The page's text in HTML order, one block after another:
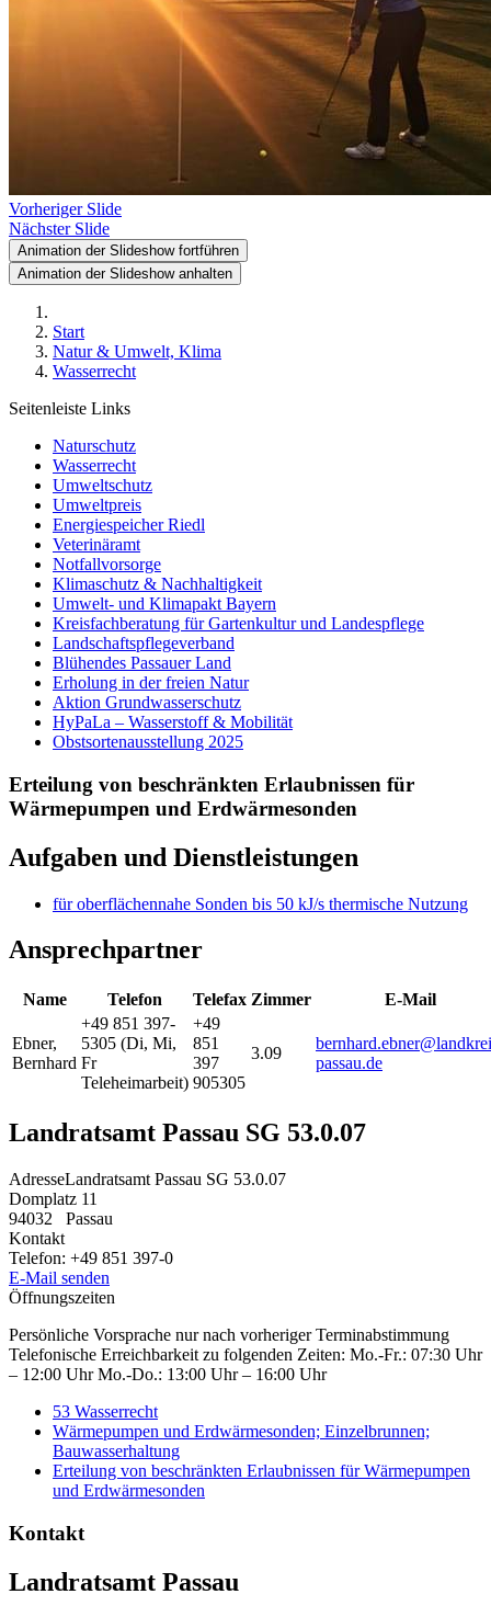
Vorheriger Slide
Nächster Slide
Animation der Slideshow fortführen
Animation der Slideshow anhalten
Start
Natur & Umwelt, Klima
Wasserrecht
Seitenleiste Links
Naturschutz
Wasserrecht
Umweltschutz
Umweltpreis
Energiespeicher Riedl
Veterinäramt
Notfallvorsorge
Klimaschutz & Nachhaltigkeit
Umwelt- und Klimapakt Bayern
Kreisfachberatung für Gartenkultur und Landespflege
Landschaftspflegeverband
Blühendes Passauer Land
Erholung in der freien Natur
Aktion Grundwasserschutz
HyPaLa – Wasserstoff & Mobilität
Obstsortenausstellung 2025
Erteilung von beschränkten Erlaubnissen für
Wärmepumpen und Erdwärmesonden
Aufgaben und Dienstleistungen
für oberflächennahe Sonden bis 50 kJ/s thermische Nutzung
Ansprechpartner
Name Telefon Telefax Zimmer E-Mail
Ebner,
Bernhard
+49 851 397-
5305 (Di, Mi,
Fr
Teleheimarbeit)
+49
851
397
905305
3.09
passau.de
Landratsamt Passau SG 53.0.07
AdresseLandratsamt Passau SG 53.0.07
Domplatz 11
94032
Passau
Kontakt
Telefon: +49 851 397-0
E-Mail senden
Öffnungszeiten
Persönliche Vorsprache nur nach vorheriger Terminabstimmung
Telefonische Erreichbarkeit zu folgenden Zeiten: Mo.-Fr.: 07:30 Uhr
– 12:00 Uhr Mo.-Do.: 13:00 Uhr – 16:00 Uhr
53 Wasserrecht
Wärmepumpen und Erdwärmesonden; Einzelbrunnen;
Bauwasserhaltung
Erteilung von beschränkten Erlaubnissen für Wärmepumpen
und Erdwärmesonden
Kontakt
Landratsamt Passau